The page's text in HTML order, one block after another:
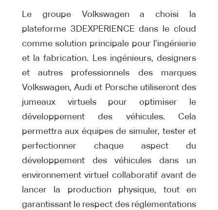
Le groupe Volkswagen a choisi la
plateforme 3DEXPERIENCE dans le cloud
comme solution principale pour l’ingénierie
et la fabrication. Les ingénieurs, designers
et autres professionnels des marques
Volkswagen, Audi et Porsche utiliseront des
jumeaux virtuels pour optimiser le
développement des véhicules. Cela
permettra aux équipes de simuler, tester et
perfectionner chaque aspect du
développement des véhicules dans un
environnement virtuel collaboratif avant de
lancer la production physique, tout en
garantissant le respect des réglementations